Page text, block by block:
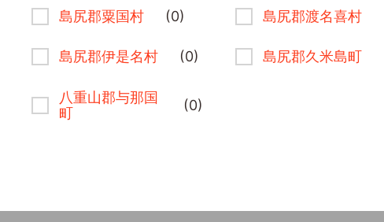
島尻郡粟国村 (0) 島尻郡渡名喜村
島尻郡伊是名村 (0) 島尻郡久米島町
八重山郡与那国
町
(0)